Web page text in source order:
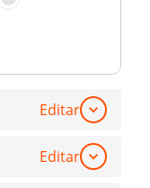
Editar
Editar